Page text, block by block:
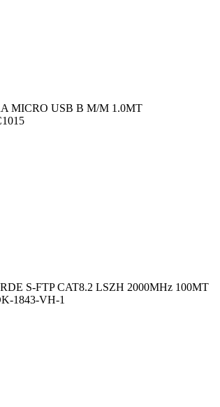
MICRO USB B M/M 1.0MT
S-FTP CAT8.2 LSZH 2000MHz 100MT
1843-VH-1